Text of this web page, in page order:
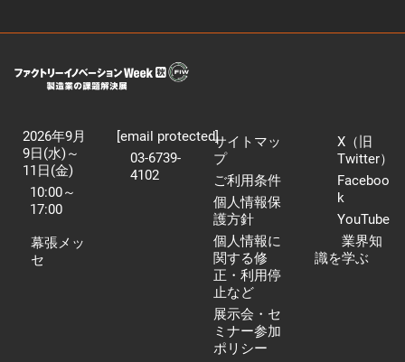
2026年9月
9日(水)～
11日(金)
10:00～
17:00
幕張メッ
セ
[email protected]
03-6739-
4102
サイトマッ
プ
ご利用条件
個人情報保
護方針
個人情報に
関する修
正・利用停
止など
展示会・セ
ミナー参加
ポリシー
X（旧
Twitter）
Faceboo
k
YouTube
業界知
識を学ぶ